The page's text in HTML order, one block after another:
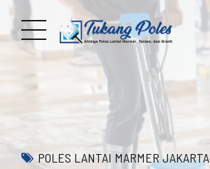
POLES LANTAI MARMER JAKARTA